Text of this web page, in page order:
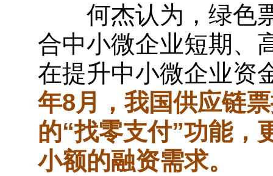
何杰认为，绿色票
合中小微企业短期、
在提升中小微企业资
年8月，我国供应链
的“找零支付”功能，
小额的融资需求。